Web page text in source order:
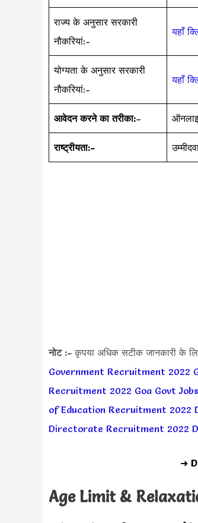
राज्य के अनुसार सरकारी
नौकरियां:-
यहाँ
योग्यता के अनुसार सरकारी
नौकरियां:-
यहाँ
आवेदन करने का तरीका:–
राष्ट्रीयता:-
नोट :- कृपया अधिक सटीक जानकारी के
Government Recruitment 2022
Recruitment 2022 Goa Govt
of Education Recruitment 2022
Directorate Recruitment 2022
➜
Age Limit &